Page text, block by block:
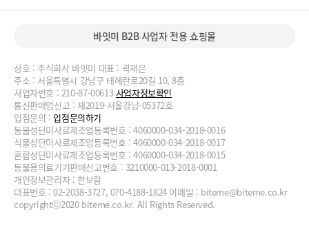
바잇미 B2B 사업자 전용 쇼핑몰
상호 : 주식회사 바잇미 대표 : 곽재은
주소 : 서울특별시 강남구 테헤란로20길 10, 8층
사업자번호 : 210-87-00613사업자정보확인
통신판매업신고 : 제2019-서울강남-05372호
입점문의 : 입점문의하기
동물성단미사료제조업등록번호 : 4060000-034-2018-0016
식물성단미사료제조업등록번호 : 4060000-034-2018-0017
혼합성단미사료제조업등록번호 : 4060000-034-2018-0015
동물용의료기기판매신고번호 : 3210000-013-2018-0001
개인정보관리자 : 한보람
대표번호 : 02-2038-3727, 070-4188-1824 이메일 : biteme@biteme.co.kr
copyrightⓒ2020 biteme.co.kr. All Rights Reserved.